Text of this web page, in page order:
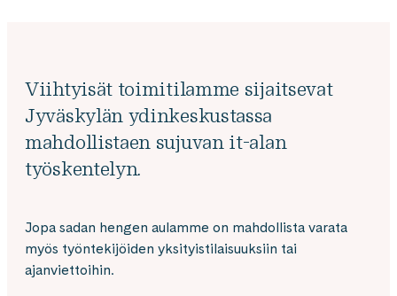
Viihtyisät toimitilamme sijaitsevat
Jyväskylän ydinkeskustassa
mahdollistaen sujuvan it-alan
työskentelyn.
Jopa sadan hengen aulamme on mahdollista varata
myös työntekijöiden yksityistilaisuuksiin tai
ajanviettoihin.